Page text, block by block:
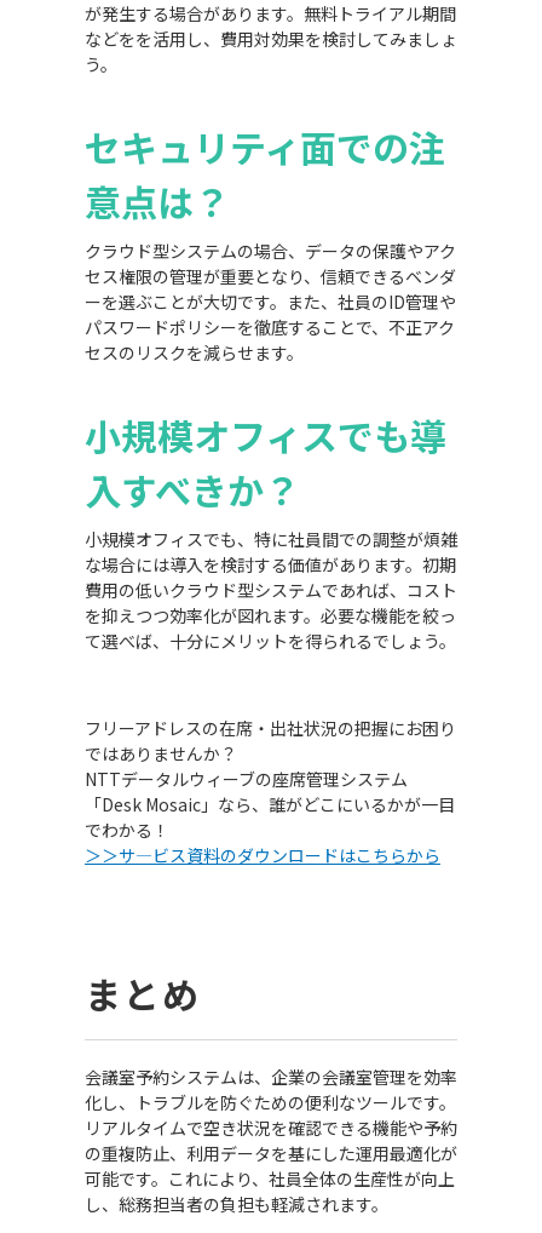
が発生する場合があります。無料トライアル期間
などをを活用し、費用対効果を検討してみましょ
う。
セキュリティ面での注
意点は？
クラウド型システムの場合、データの保護やアク
セス権限の管理が重要となり、信頼できるベンダ
ーを選ぶことが大切です。また、社員のID管理や
パスワードポリシーを徹底することで、不正アク
セスのリスクを減らせます。
小規模オフィスでも導
入すべきか？
小規模オフィスでも、特に社員間での調整が煩雑
な場合には導入を検討する価値があります。初期
費用の低いクラウド型システムであれば、コスト
を抑えつつ効率化が図れます。必要な機能を絞っ
て選べば、十分にメリットを得られるでしょう。
フリーアドレスの在席・出社状況の把握にお困り
ではありませんか？
NTTデータルウィーブの座席管理システム
「Desk Mosaic」なら、誰がどこにいるかが一目
でわかる！
＞＞サ―ビス資料のダウンロードはこちらから
まとめ
会議室予約システムは、企業の会議室管理を効率
化し、トラブルを防ぐための便利なツールです。
リアルタイムで空き状況を確認できる機能や予約
の重複防止、利用データを基にした運用最適化が
可能です。これにより、社員全体の生産性が向上
し、総務担当者の負担も軽減されます。